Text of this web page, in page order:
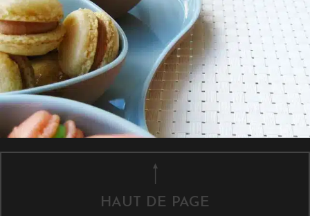
HAUT DE PAGE